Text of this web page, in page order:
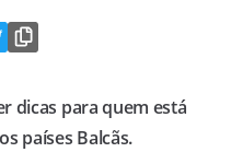
dicas para quem está
países Balcãs.